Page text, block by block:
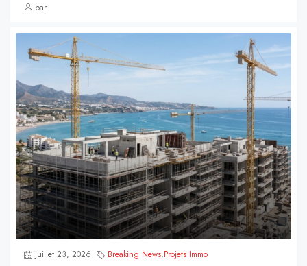
par
juillet 23, 2026 Breaking News,Projets Immo